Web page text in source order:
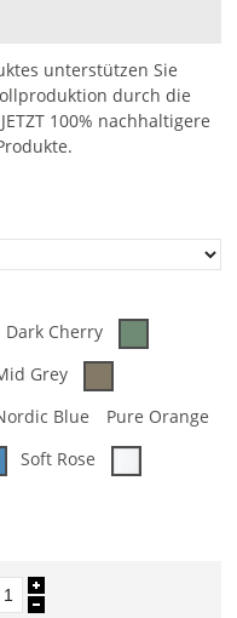
unterstützen Sie
durch die
100% nachhaltigere
Dark Cherry
Grey
Blue
Pure Orange
Soft Rose